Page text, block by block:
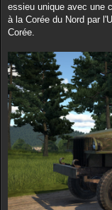
essieu unique avec une
à la Corée du Nord par
Corée.